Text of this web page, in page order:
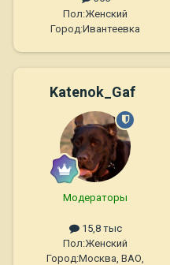
Пол:Женский
Город:Ивантеевка
Katenok_Gaf
Модераторы
15,8 тыс
Пол:Женский
Город:Москва, ВАО,